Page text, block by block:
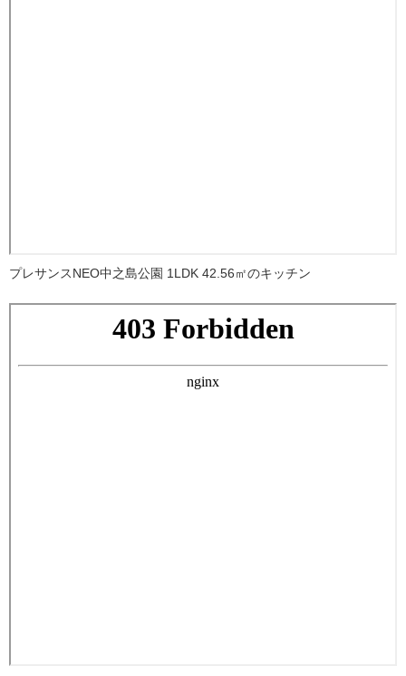
プレサンスNEO中之島公園 1LDK 42.56㎡のキッチン